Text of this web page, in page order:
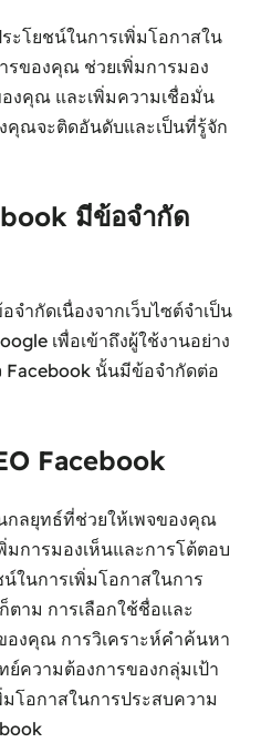
ะโยชน์ในการเพิ่มโอกาสใน
รของคุณ ช่วยเพิ่มการมอง
งคุณ และเพิ่มความเชื่อมั่น
คุณจะติดอันดับและเป็นที่รู้จัก
มีข้อจำกัด
ำกัดเนื่องจากเว็บไซต์จำเป็น
เพื่อเข้าถึงผู้ใช้งานอย่าง
Facebook นั้นมีข้อจำกัดต่อ
Facebook
กลยุทธ์ที่ช่วยให้เพจของคุณ
การมองเห็นและการโต้ตอบ
ในการเพิ่มโอกาสในการ
ตาม การเลือกใช้ชื่อและ
องคุณ การวิเคราะห์คำค้นหา
ความต้องการของกลุ่มเป้า
โอกาสในการประสบความ